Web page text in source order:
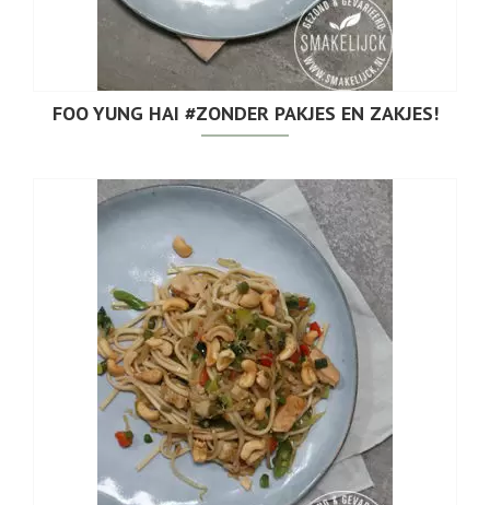
FOO YUNG HAI #ZONDER PAKJES EN ZAKJES!